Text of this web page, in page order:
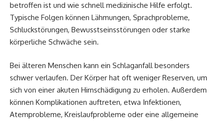
betroffen ist und wie schnell medizinische Hilfe erfolgt.
Typische Folgen können Lähmungen, Sprachprobleme,
Schluckstörungen, Bewusstseinsstörungen oder starke
körperliche Schwäche sein.
Bei älteren Menschen kann ein Schlaganfall besonders
schwer verlaufen. Der Körper hat oft weniger Reserven, um
sich von einer akuten Hirnschädigung zu erholen. Außerdem
können Komplikationen auftreten, etwa Infektionen,
Atemprobleme, Kreislaufprobleme oder eine allgemeine